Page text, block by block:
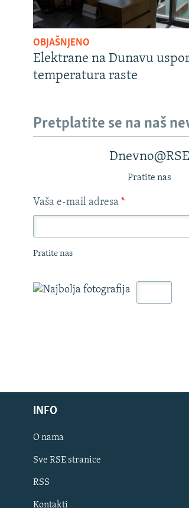
OBJAŠNJENO
Elektrane na Dunavu
temperatura raste
Pretplatite se na naš
Dnevno@RSE
Pratite nas
Vaša e-mail adresa *
Pratite nas
INFO
O nama
Sve RSE stranice
RSS
Kontakti